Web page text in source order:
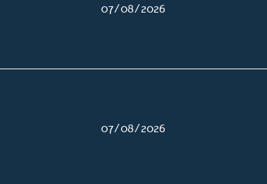
07/08/2026
07/08/2026